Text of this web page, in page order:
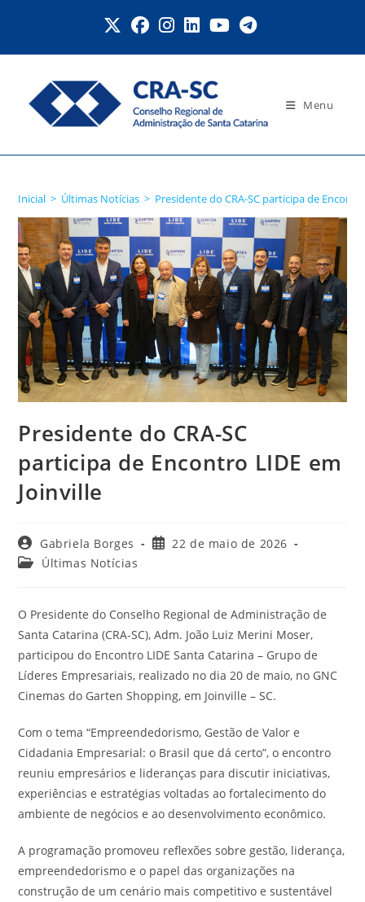
Menu
Inicial > Últimas Notícias > Presidente do CRA-SC participa de
Presidente do CRA-SC
participa de Encontro LIDE em
Joinville
Autor
do
post:
Gabriela Borges
Post22 de maio de 2026
Categoria
Últimas Notícias
O Presidente do Conselho Regional de Administração de
Santa Catarina (CRA-SC), Adm. João Luiz Merini Moser,
participou do Encontro LIDE Santa Catarina – Grupo de
Líderes Empresariais, realizado no dia 20 de maio, no GNC
Cinemas do Garten Shopping, em Joinville – SC.
Com o tema “Empreendedorismo, Gestão de Valor e
Cidadania Empresarial: o Brasil que dá certo”, o encontro
reuniu empresários e lideranças para discutir iniciativas,
experiências e estratégias voltadas ao fortalecimento do
ambiente de negócios e ao desenvolvimento econômico.
A programação promoveu reflexões sobre gestão, liderança,
empreendedorismo e o papel das organizações na
construção de um cenário mais competitivo e sustentável